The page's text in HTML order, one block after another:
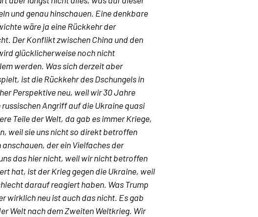
und genau hinschauen. Eine denkbare
wäre ja eine Rückkehr der
Der Konflikt zwischen China und den
glücklicherweise noch nicht
werden. Was sich derzeit aber
ist die Rückkehr des Dschungels in
Perspektive neu, weil wir 30 Jahre
Angriff auf die Ukraine quasi
Teile der Welt, da gab es immer Kriege,
weil sie uns nicht so direkt betroffen
der ein Vielfaches der
das hier nicht, weil wir nicht betroffen
hat, ist der Krieg gegen die Ukraine, weil
darauf reagiert haben. Was Trump
wirklich neu ist auch das nicht. Es gab
Welt nach dem Zweiten Weltkrieg. Wir